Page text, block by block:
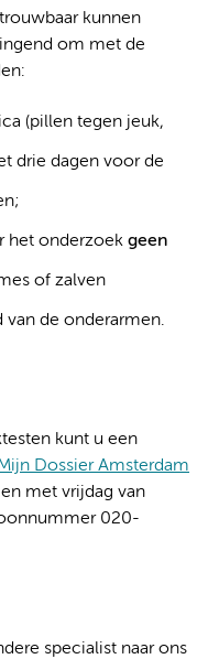
kunnen
om met de
(pillen tegen jeuk,
drie dagen voor de
het onderzoek geen
of zalven
van de onderarmen.
kunt u een
Dossier Amsterdam
met vrijdag van
020-
specialist naar ons